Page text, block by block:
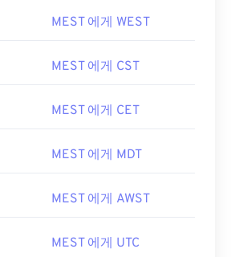
MEST 에게 WEST
MEST 에게 CST
MEST 에게 CET
MEST 에게 MDT
MEST 에게 AWST
MEST 에게 UTC